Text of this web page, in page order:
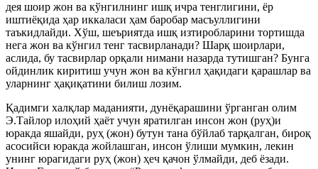
дея шоир жон ва кўнгилнинг ишқ ичра тенглигини, ёр
иштиёқида ҳар иккаласи ҳам баробар масъуллигини
таъкидлайди. Хўш, шеъриятда ишқ изтиробларини тортишда
нега жон ва кўнгил тенг тасвирланади? Шарқ шоирлари,
аслида, бу тасвирлар орқали нимани назарда тутишган? Бунга
ойдинлик киритиш учун жон ва кўнгил ҳақидаги қарашлар ва
уларнинг ҳақиқатини билиш лозим.
Қадимги халқлар маданияти, дунёқарашини ўрганган олим
Э.Тайлор илоҳий ҳаёт учун яратилган инсон жон (руҳ)и
юракда яшайди, руҳ (жон) бутун тана бўйлаб тарқалган, бироқ
асосийси юракда жойлашган, инсон ўлиши мумкин, лекин
унинг юрагидаги руҳ (жон) ҳеч қачон ўлмайди, деб ёзади.